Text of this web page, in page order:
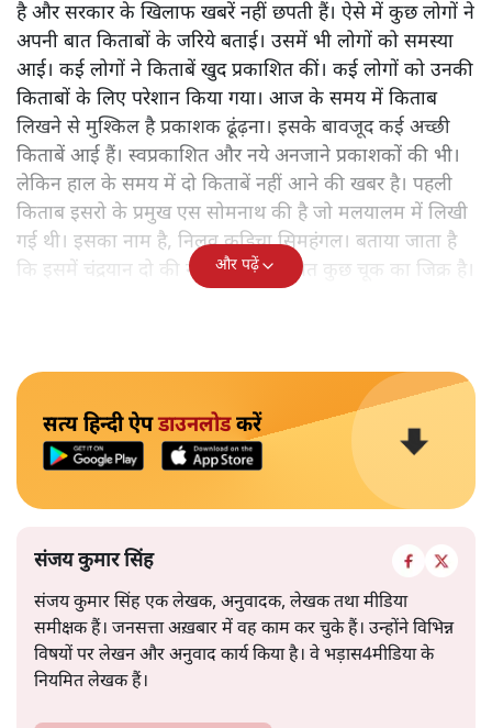
है और सरकार के खिलाफ खबरें नहीं छपती हैं। ऐसे में कुछ लोगों ने
अपनी बात किताबों के जरिये बताई। उसमें भी लोगों को समस्या
आई। कई लोगों ने किताबें खुद प्रकाशित कीं। कई लोगों को उनकी
किताबों के लिए परेशान किया गया। आज के समय में किताब
लिखने से मुश्किल है प्रकाशक ढूंढ़ना। इसके बावजूद कई अच्छी
किताबें आई हैं। स्वप्रकाशित और नये अनजाने प्रकाशकों की भी।
लेकिन हाल के समय में दो किताबें नहीं आने की खबर है। पहली
किताब इसरो के प्रमुख एस सोमनाथ की है जो मलयालम में लिखी
गई थी। इसका नाम है, निलवु कुडिचा सिमहंगल। बताया जाता है
कि इसमें चंद्रयान दो की नाकामी से संबंधित कुछ चूक का जिक्र है।
और पढ़ें
सत्य हिन्दी ऐपडाउनलोडकरें
संजय कुमार सिंह
संजय कुमार सिंह एक लेखक, अनुवादक, लेखक तथा मीडिया
समीक्षक हैं। जनसत्ता अख़बार में वह काम कर चुके हैं। उन्होंने विभिन्न
विषयों पर लेखन और अनुवाद कार्य किया है। वे भड़ास4मीडिया के
नियमित लेखक हैं।